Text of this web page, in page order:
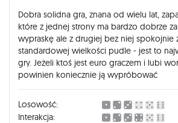
Dobra solidna gra, znana od wielu lat,
które z jednej strony ma bardzo dobrze
wypraskę ale z drugiej bez niej spokojnie
standardowej wielkości pudle - jest to
gry. Jeżeli ktoś jest euro graczem i lubi
powinien koniecznie ją wypróbować
Losowość:
Interakcja: